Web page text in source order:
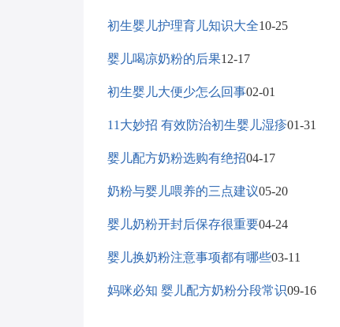
初生婴儿护理育儿知识大全10-25
婴儿喝凉奶粉的后果12-17
初生婴儿大便少怎么回事02-01
11大妙招 有效防治初生婴儿湿疹01-31
婴儿配方奶粉选购有绝招04-17
奶粉与婴儿喂养的三点建议05-20
婴儿奶粉开封后保存很重要04-24
婴儿换奶粉注意事项都有哪些03-11
妈咪必知 婴儿配方奶粉分段常识09-16